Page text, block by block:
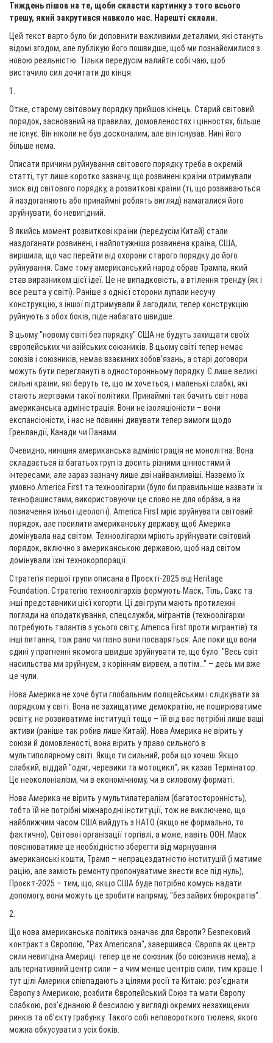
Тиждень пішов на те, щоби скласти картинку з того всього
трешу, який закрутився навколо нас. Нарешті склали.
Цей текст варто було би доповнити важливими деталями, які стануть
відомі згодом, але публікую його пошвидше, щоб ми познайомилися з
новою реальністю. Тільки передусім налийте собі чаю, щоб
вистачило сил дочитати до кінця.
1.
Отже, старому світовому порядку прийшов кінець. Старий світовий
порядок, заснований на правилах, домовленостях і цінностях, більше
не існує. Він ніколи не був досконалим, але він існував. Нині його
більше нема.
Описати причини руйнування світового порядку треба в окремій
статті, тут лише коротко зазначу, що розвинені країни отримували
зиск від світового порядку, а розвиткові країни (ті, що розвиваються
й наздоганяють або принаймні роблять вигляд) намагалися його
зруйнувати, бо невигідний.
В якийсь момент розвиткові країни (передусім Китай) стали
наздоганяти розвинені, і найпотужніша розвинена країна, США,
вирішила, що час перейти від охорони старого порядку до його
руйнування. Саме тому американський народ обрав Трампа, який
став виразником цієї ідеї. Це не випадковість, а втілення тренду (як і
все решта у світі). Раніше з однієї сторони лупали несучу
конструкцію, з іншої підтримували й лагодили; тепер конструкцію
руйнують з обох боків, піде набагато швидше.
В цьому "новому світі без порядку" США не будуть захищати своїх
європейських чи азійських союзників. В цьому світі тепер немає
союзів і союзників, немає взаємних зобов’язань, а старі договори
можуть бути переглянуті в односторонньому порядку. Є лише великі
сильні країни, які беруть те, що їм хочеться, і маленькі слабкі, які
стають жертвами такої політики. Принаймні так бачить світ нова
американська адміністрація. Вони не ізоляціоністи – вони
експансіоністи, і нас не повинні дивувати тепер вимоги щодо
Гренландії, Канади чи Панами.
Очевидно, нинішня американська адміністрація не монолітна. Вона
складається із багатьох груп із досить різними цінностями й
інтересами, але зараз зазначу лише дві найважливіші. Назвемо їх
умовно America First та техноолігархи (було би правильніше назвати їх
технофашистами, використовуючи це слово не для обрáзи, а на
позначення їхньої ідеології). America First мріє зруйнувати світовий
порядок, але посилити американську державу, щоб Америка
домінувала над світом. Техноолігархи мріють зруйнувати світовий
порядок, включно з американською державою, щоб над світом
домінували їхні технокорпорації.
Стратегія першої групи описана в Проєкті-2025 від Heritage
Foundation. Стратегію техноолігархів формують Маск, Тіль, Сакс та
інші представники цієї когорти. Ці дві групи мають протилежні
погляди на оподаткування, спецслужби, мігрантів (техноолігархи
потребують талантів з усього світу, America First проти мігрантів) та
інші питання, тож рано чи пізно вони посваряться. Але поки що вони
єдині у прагненні якомога швидше зруйнувати те, що було. "Весь світ
насильства ми зруйнуєм, з корінням вирвем, а потім…" – десь ми вже
це чули.
Нова Америка не хоче бути глобальним поліцейським і слідкувати за
порядком у світі. Вона не захищатиме демократію, не поширюватиме
освіту, не розвиватиме інституції тощо – їй від вас потрібні лише ваші
активи (раніше так робив лише Китай). Нова Америка не вірить у
союзи й домовленості, вона вірить у право сильного в
мультиполярному світі. Якщо ти сильний, роби що хочеш. Якщо
слабкий, віддай "одяг, черевики та мотоцикл", як казав Термінатор.
Це неоколоніалізм, чи в економічному, чи в силовому форматі.
Нова Америка не вірить у мультилатералізм (багатосторонність),
тобто їй не потрібні міжнародні інституції, тож не виключено, що
найближчим часом США вийдуть з НАТО (якщо не формально, то
фактично), Світової організації торгівлі, а може, навіть ООН. Маск
пояснюватиме це необхідністю зберегти від марнування
американські кошти, Трамп – непрацездатністю інституцій (і матиме
рацію, але замість ремонту пропонуватиме знести все під нуль),
Проєкт-2025 – тим, що, якщо США буде потрібно комусь надати
допомогу, вони можуть це зробити напряму, "без зайвих бюрократів".
2.
Що нова американська політика означає для Європи? Безпековий
контракт з Європою, "Pax Americana", завершився. Європа як центр
сили невигідна Америці: тепер це не союзник (бо союзників нема), а
альтернативний центр сили – а чим менше центрів сили, тим краще. І
тут цілі Америки співпадають з цілями росії та Китаю: роз’єднати
Європу з Америкою, розбити Європейський Союз та мати Європу
слабкою, роз’єднаною й безсилою у вигляді окремих незахищених
ринків та об’єкту грабунку. Такого собі неповороткого тюленя, якого
можна обкусувати з усіх боків.